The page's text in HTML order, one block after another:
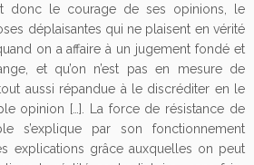
donc le courage de ses opinions, le
déplaisantes qui ne plaisent en vérité
on a affaire à un jugement fondé et
et qu’on n’est pas en mesure de
aussi répandue à le discréditer en le
opinion […]. La force de résistance de
s’explique par son fonctionnement
explications grâce auxquelles on peut